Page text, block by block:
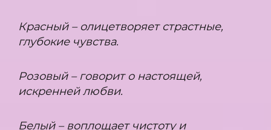
Красный – олицетворяет страстные,
глубокие чувства.
Розовый – говорит о настоящей,
искренней любви.
Белый – воплощает чистоту и